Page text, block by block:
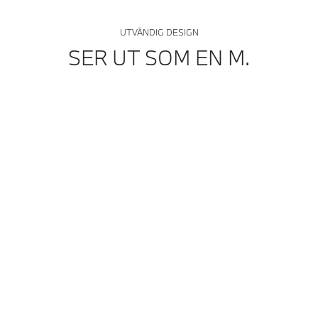
UTVÄNDIG DESIGN
SER UT SOM EN M.